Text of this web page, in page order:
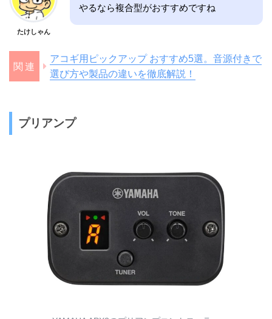
たけしゃん
やるなら複合型がおすすめですね
アコギ用ピックアップ おすすめ5選。音源付きで
選び方や製品の違いを徹底解説！
プリアンプ